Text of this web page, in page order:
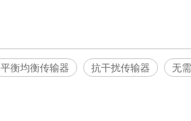
平衡均衡传输器 抗干扰传输器 无